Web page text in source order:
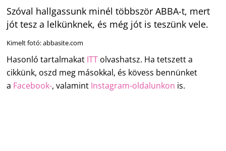
Szóval hallgassunk minél többször ABBA-t, mert
jót tesz a lelkünknek, és még jót is teszünk vele.
Kimelt fotó: abbasite.com
Hasonló tartalmakat ITT olvashatsz. Ha tetszett a
cikkünk, oszd meg másokkal, és kövess bennünket
a Facebook-, valamint Instagram-oldalunkon is.